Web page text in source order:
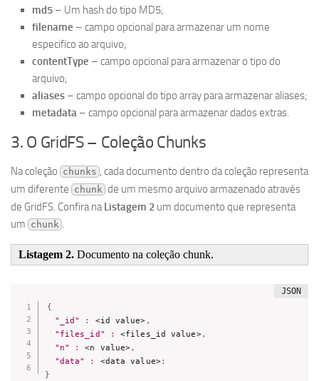
md5 – Um hash do tipo MD5;
filename – campo opcional para armazenar um nome
especifico ao arquivo;
contentType – campo opcional para armazenar o tipo do
arquivo;
aliases – campo opcional do tipo array para armazenar aliases;
metadata – campo opcional para armazenar dados extras.
3. O GridFS – Coleção Chunks
Na coleção chunks
, cada documento dentro da coleção representa
um diferente chunk de um mesmo arquivo armazenado através
de GridFS. Confira na Listagem 2 um documento que representa
um chunk
Listagem 2. Documento na coleção chunk.
{
"_id"
: <id value> ,
"files_id"
: <files_id value>,
"n"
: <n value>,
"data"
: <data value>:
}